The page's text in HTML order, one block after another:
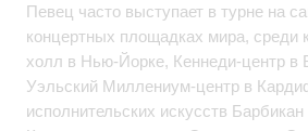
Певец часто выступает в турне на
концертных площадках мира, среди
холл в Нью-Йорке, Кеннеди-центр в
Уэльский Миллениум-центр в
исполнительских искусств